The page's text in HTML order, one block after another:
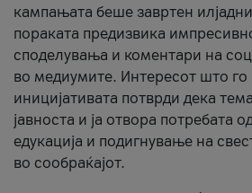
кампањата беше завртен
пораката предизвика
споделувања и коментари на
во медиумите. Интересот што го
иницијативата потврди дека
јавноста и ја отвора потребата
едукација и подигнување на
во сообраќајот.